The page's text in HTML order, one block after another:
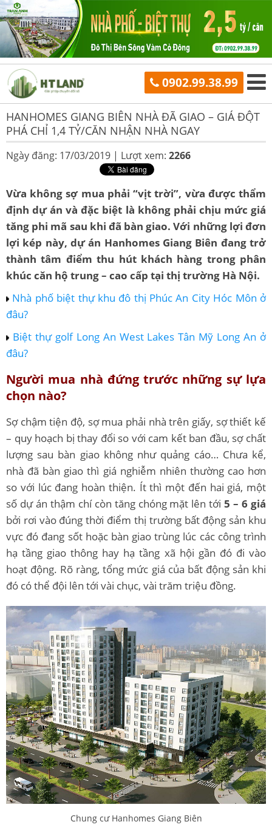
0902.99.38.99
HANHOMES GIANG BIÊN NHÀ ĐÃ GIAO – GIÁ ĐỘT
PHÁ CHỈ 1,4 TỶ/CĂN NHẬN NHÀ NGAY
Ngày đăng: 17/03/2019 | Lượt xem: 2266
Vừa không sợ mua phải “vịt trời”, vừa được thẩm
định dự án và đặc biệt là không phải chịu mức giá
tăng phi mã sau khi đã bàn giao. Với những lợi đơn
lợi kép này, dự án Hanhomes Giang Biên đang trở
thành tâm điểm thu hút khách hàng trong phân
khúc căn hộ trung – cao cấp tại thị trường Hà Nội.
Nhà phố biệt thự khu đô thị Phúc An City Hóc Môn ở
đâu?
Biệt thự golf Long An West Lakes Tân Mỹ Long An ở
đâu?
Người mua nhà đứng trước những sự lựa
chọn nào?
Sợ chậm tiện độ, sợ mua phải nhà trên giấy, sợ thiết kế
– quy hoạch bị thay đổi so với cam kết ban đầu, sợ chất
lượng sau bàn giao không như quảng cáo… Chưa kể,
nhà đã bàn giao thì giá nghiễm nhiên thường cao hơn
so với lúc đang hoàn thiện. Ít thì một đến hai giá, một
số dự án thậm chí còn tăng chóng mặt lên tới 5 – 6 giá
bởi rơi vào đúng thời điểm thị trường bất động sản khu
vực đó đang sốt hoặc bàn giao trùng lúc các công trình
hạ tầng giao thông hay hạ tầng xã hội gần đó đi vào
hoạt động. Rõ ràng, tổng mức giá của bất động sản khi
đó có thể đội lên tới vài chục, vài trăm triệu đồng.
Chung cư Hanhomes Giang Biên